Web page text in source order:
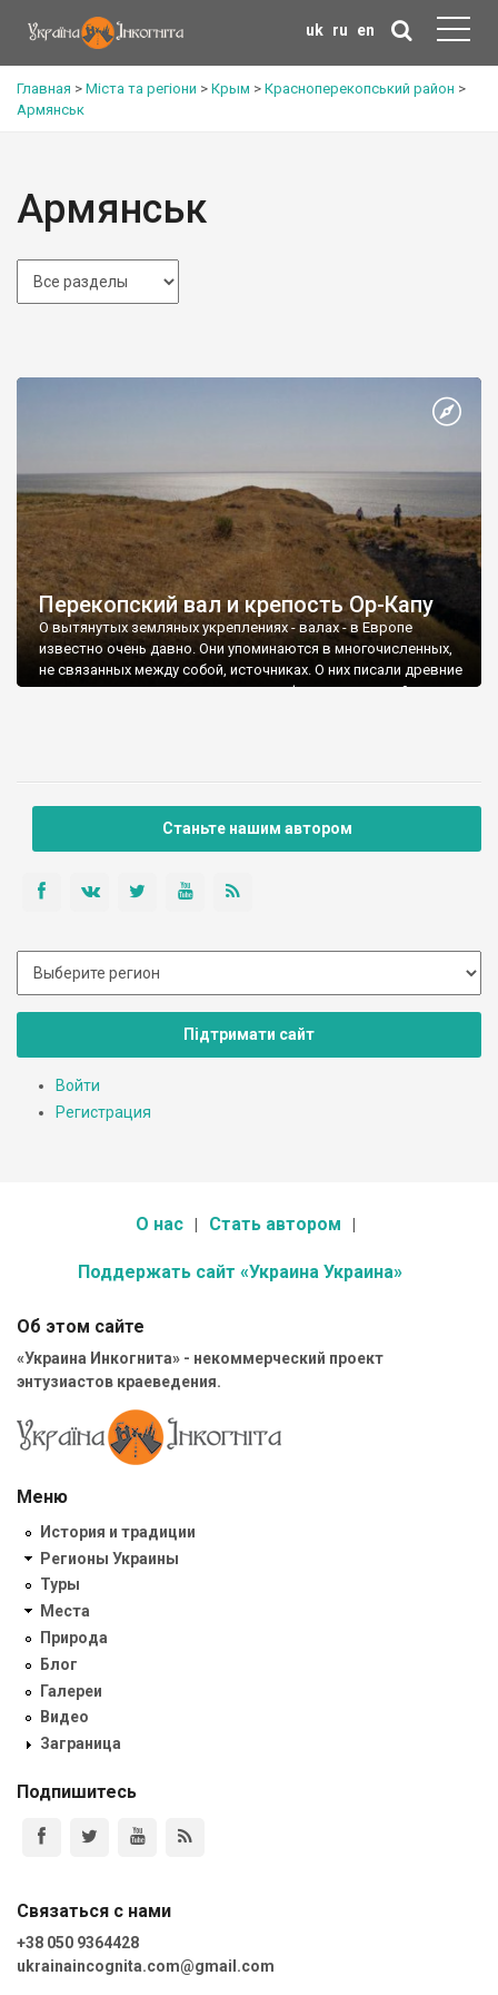
uk ru en
Главная > Міста та регіони > Крым > Красноперекопський район >
Армянськ
Армянськ
Перекопский вал и крепость Ор-Капу
О вытянутых земляных укреплениях - валах - в Европе
известно очень давно. Они упоминаются в многочисленных,
не связанных между собой, источниках. О них писали древние
путешественники, историки и географы еще до нашей эры.
Станьте нашим автором
Підтримати сайт
Войти
Регистрация
О нас Стать автором
Поддержать сайт «Украина Украина»
Об этом сайте
«Украина Инкогнита» - некоммерческий проект
энтузиастов краеведения.
Меню
История и традиции
Регионы Украины
Туры
Места
Природа
Блог
Галереи
Видео
Заграница
Подпишитесь
Связаться с нами
+38 050 9364428
ukrainaincognita.com@gmail.com